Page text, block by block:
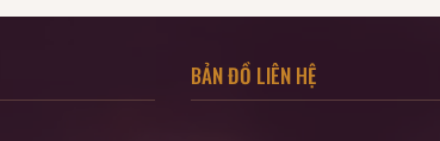
BẢN ĐỒ LIÊN HỆ